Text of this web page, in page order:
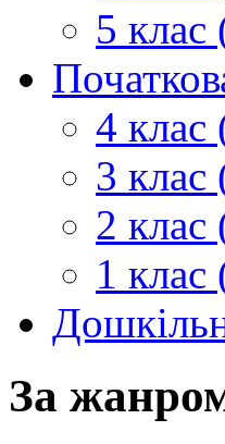
5 клас
4 клас
3 клас
2 клас
1 клас
За